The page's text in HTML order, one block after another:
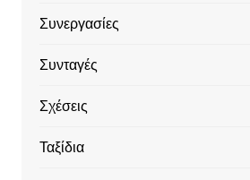
Συνεργασίες
Συνταγές
Σχέσεις
Ταξίδια